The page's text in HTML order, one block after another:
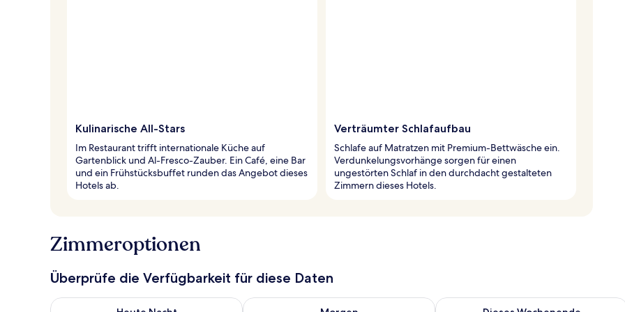
Kulinarische All-Stars
Im Restaurant trifft internationale Küche auf
Gartenblick und Al-Fresco-Zauber. Ein Café, eine Bar
und ein Frühstücksbuffet runden das Angebot dieses
Hotels ab.
Verträumter Schlafaufbau
Schlafe auf Matratzen mit Premium-Bettwäsche ein.
Verdunkelungsvorhänge sorgen für einen
ungestörten Schlaf in den durchdacht gestalteten
Zimmern dieses Hotels.
Zimmeroptionen
Überprüfe die Verfügbarkeit für diese Daten
Überprüfe die Verfügbarkeit für heute Nacht, Aug. 8 - Aug. 9.Überprüfe die Verfügbarkeit für morgen, Aug. 9 - Aug. 10.
Überprüfe die Verfügbarkeit für